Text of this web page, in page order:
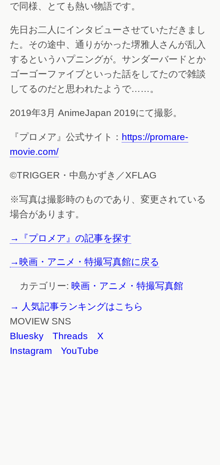
で同様、とても熱い物語です。
先日お二人にインタビューさせていただきまし
た。その途中、通りがかった堺雅人さんが乱入
するというハプニングが。サンダーバードとか
ゴーゴーファイブといった話をしてたので雑談
してるのだと思われたようで……。
2019年3月 AnimeJapan 2019にて撮影。
『プロメア』公式サイト： https://promare-
movie.com/
©TRIGGER・中島かずき／XFLAG
※写真は撮影時のものであり、変更されている
場合があります。
→『プロメア』の記事を探す
→映画・アニメ・特撮写真館に戻る
カテゴリー: 映画・アニメ・特撮写真館
→ 人気記事ランキングはこちら
MOVIEW SNS
Bluesky
Threads
X
Instagram
YouTube